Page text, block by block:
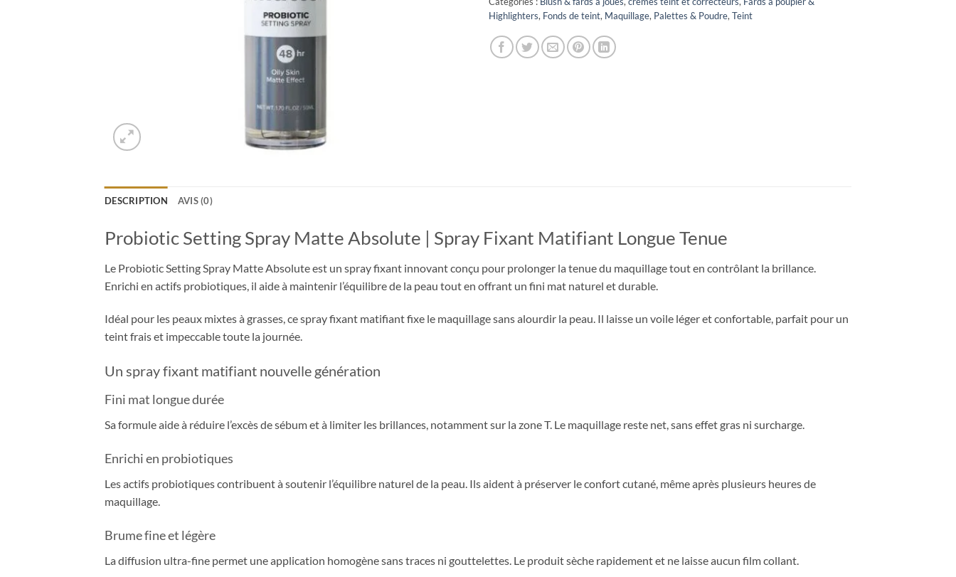
Highlighters, Fonds de teint, Maquillage, Palettes & Poudre, Teint
DESCRIPTION AVIS (0)
Probiotic Setting Spray Matte Absolute | Spray Fixant Matifiant Longue Tenue
Le Probiotic Setting Spray Matte Absolute est un spray fixant innovant conçu pour prolonger la tenue du maquillage tout en contrôlant la brillance.
Enrichi en actifs probiotiques, il aide à maintenir l’équilibre de la peau tout en offrant un fini mat naturel et durable.
Idéal pour les peaux mixtes à grasses, ce spray fixant matifiant fixe le maquillage sans alourdir la peau. Il laisse un voile léger et confortable, parfait pour un
teint frais et impeccable toute la journée.
Un spray fixant matifiant nouvelle génération
Fini mat longue durée
Sa formule aide à réduire l’excès de sébum et à limiter les brillances, notamment sur la zone T. Le maquillage reste net, sans effet gras ni surcharge.
Enrichi en probiotiques
Les actifs probiotiques contribuent à soutenir l’équilibre naturel de la peau. Ils aident à préserver le confort cutané, même après plusieurs heures de
maquillage.
Brume fine et légère
La diffusion ultra-fine permet une application homogène sans traces ni gouttelettes. Le produit sèche rapidement et ne laisse aucun film collant.